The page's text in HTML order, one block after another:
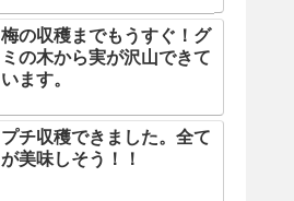
梅の収穫までもうすぐ！グ
ミの木から実が沢山できて
います。
プチ収穫できました。全て
が美味しそう！！